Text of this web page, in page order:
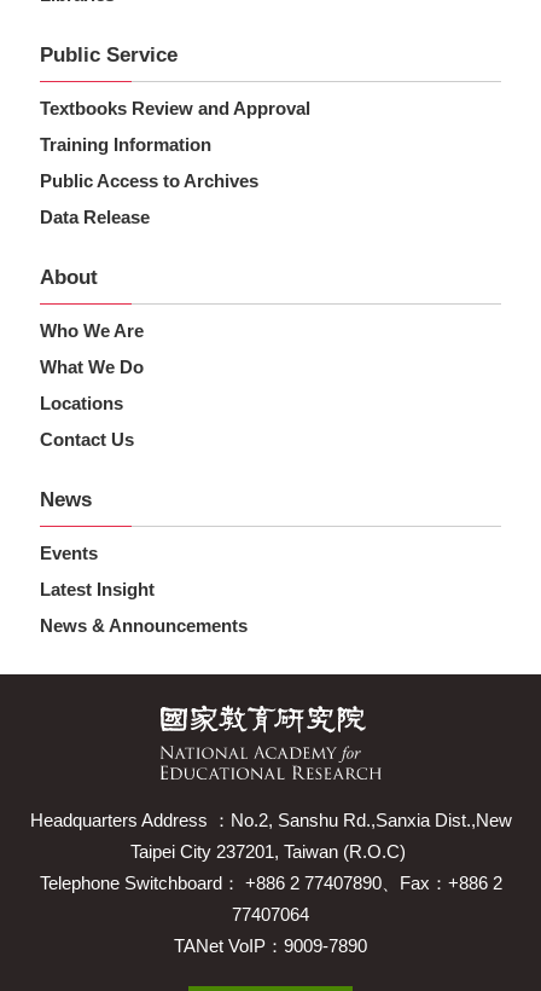
Public Service
Textbooks Review and Approval
Training Information
Public Access to Archives
Data Release
About
Who We Are
What We Do
Locations
Contact Us
News
Events
Latest Insight
News & Announcements
Headquarters Address ：No.2, Sanshu Rd.,Sanxia Dist.,New
Taipei City 237201, Taiwan (R.O.C)
Telephone Switchboard： +886 2 77407890、Fax：+886 2
77407064
TANet VoIP：9009-7890